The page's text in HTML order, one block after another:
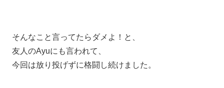
そんなこと言ってたらダメよ！と、
友人のAyuにも言われて、
今回は放り投げずに格闘し続けました。